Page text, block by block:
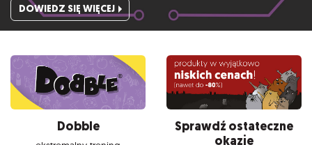
DOWIEDZ SIĘ WIĘCEJ
Dobble
Sprawdź ostateczne
okazje